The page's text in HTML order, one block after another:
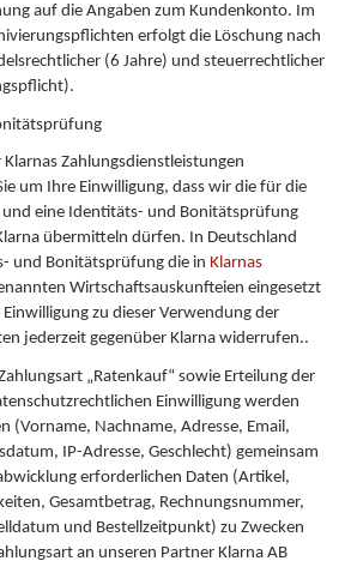
auf die Angaben zum Kundenkonto. Im
erfolgt die Löschung nach
(6 Jahre) und steuerrechtlicher
Zahlungsdienstleistungen
um Ihre Einwilligung, dass wir die für die
eine Identitäts- und Bonitätsprüfung
übermitteln dürfen. In Deutschland
und Bonitätsprüfung die in Klarnas
Wirtschaftsauskunfteien eingesetzt
zu dieser Verwendung der
jederzeit gegenüber Klarna widerrufen..
„Ratenkauf“ sowie Erteilung der
Einwilligung werden
(Vorname, Nachname, Adresse, Email,
IP-Adresse, Geschlecht) gemeinsam
erforderlichen Daten (Artikel,
Gesamtbetrag, Rechnungsnummer,
und Bestellzeitpunkt) zu Zwecken
an unseren Partner Klarna AB